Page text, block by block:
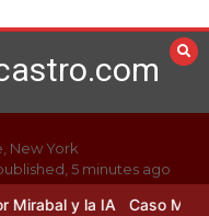
New York
5 minutes ago
IA Caso Mirabal: La